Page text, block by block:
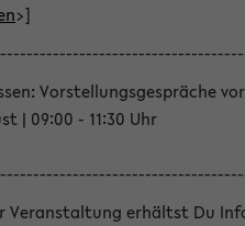
>]
Vorstellungsgespräche
| 09:00 - 11:30 Uhr
Veranstaltung erhältst Du